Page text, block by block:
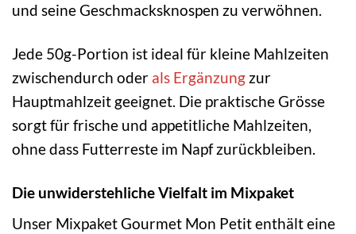
und seine Geschmacksknospen zu verwöhnen.
Jede 50g-Portion ist ideal für kleine Mahlzeiten
zwischendurch oder als Ergänzung zur
Hauptmahlzeit geeignet. Die praktische Grösse
sorgt für frische und appetitliche Mahlzeiten,
ohne dass Futterreste im Napf zurückbleiben.
Die unwiderstehliche Vielfalt im Mixpaket
Unser Mixpaket Gourmet Mon Petit enthält eine